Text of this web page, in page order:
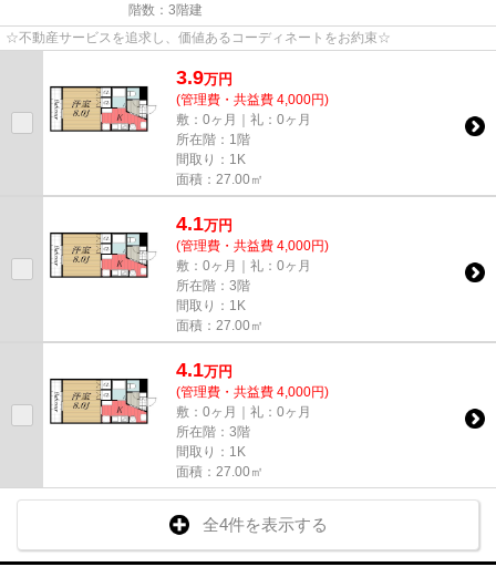
階数：3階建
☆不動産サービスを追求し、価値あるコーディネートをお約束☆
3.9万円
(管理費・共益費 4,000円)
敷：0ヶ月｜礼：0ヶ月
所在階：1階
間取り：1K
面積：27.00㎡
4.1万円
(管理費・共益費 4,000円)
敷：0ヶ月｜礼：0ヶ月
所在階：3階
間取り：1K
面積：27.00㎡
4.1万円
(管理費・共益費 4,000円)
敷：0ヶ月｜礼：0ヶ月
所在階：3階
間取り：1K
面積：27.00㎡
全4件を表示する